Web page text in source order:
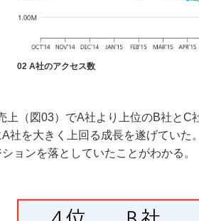
02 A社のアクセス数
上（図03）でA社より上位のB社とC
A社を大きく上回る成長を遂げてい
ョンを落としていたことがわかる。